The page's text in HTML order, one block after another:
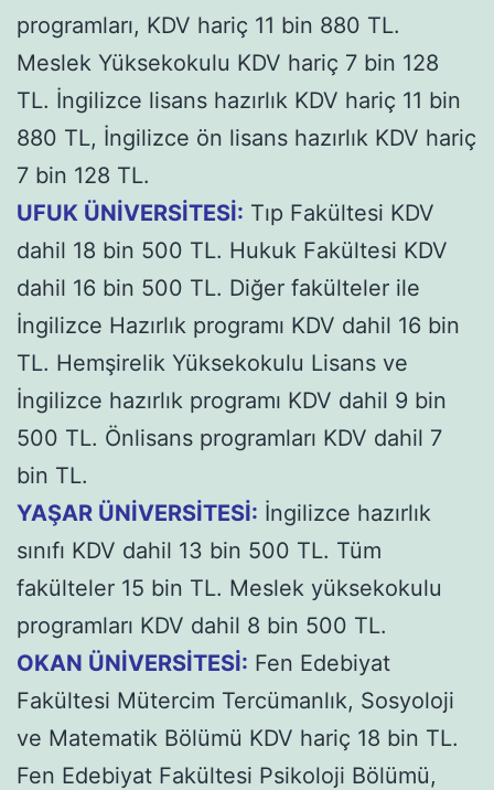
programları, KDV hariç 11 bin 880 TL.
Meslek Yüksekokulu KDV hariç 7 bin 128
TL. İngilizce lisans hazırlık KDV hariç 11 bin
880 TL, İngilizce ön lisans hazırlık KDV hariç
7 bin 128 TL.
UFUK ÜNİVERSİTESİ: Tıp Fakültesi KDV
dahil 18 bin 500 TL. Hukuk Fakültesi KDV
dahil 16 bin 500 TL. Diğer fakülteler ile
İngilizce Hazırlık programı KDV dahil 16 bin
TL. Hemşirelik Yüksekokulu Lisans ve
İngilizce hazırlık programı KDV dahil 9 bin
500 TL. Önlisans programları KDV dahil 7
bin TL.
YAŞAR ÜNİVERSİTESİ: İngilizce hazırlık
sınıfı KDV dahil 13 bin 500 TL. Tüm
fakülteler 15 bin TL. Meslek yüksekokulu
programları KDV dahil 8 bin 500 TL.
OKAN ÜNİVERSİTESİ: Fen Edebiyat
Fakültesi Mütercim Tercümanlık, Sosyoloji
ve Matematik Bölümü KDV hariç 18 bin TL.
Fen Edebiyat Fakültesi Psikoloji Bölümü,